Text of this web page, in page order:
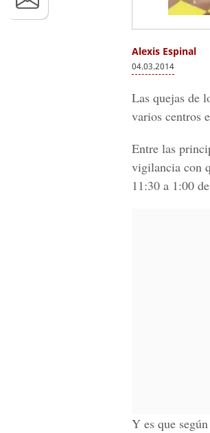
Alexis Espinal
04.03.2014
Las quejas de
varios centros
Entre las
vigilancia con
11:30 a 1:00
Y es que